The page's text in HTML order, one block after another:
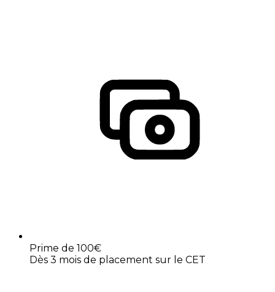
Prime de 100€
Dès 3 mois de placement sur le CET